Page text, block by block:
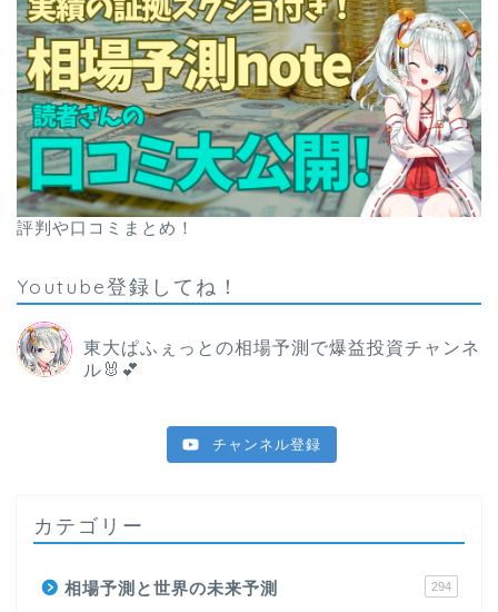
評判や口コミまとめ！
Youtube登録してね！
東大ぱふぇっとの相場予測で爆益投資チャンネ
ル🐰💕
チャンネル登録
カテゴリー
相場予測と世界の未来予測 294